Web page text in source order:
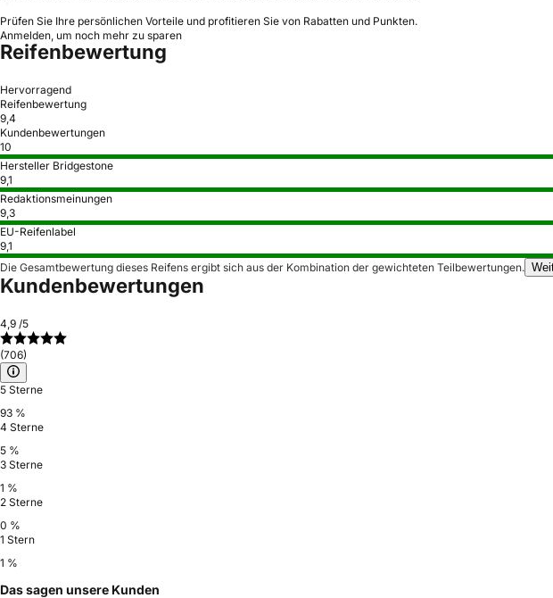
Prüfen Sie Ihre persönlichen Vorteile und profitieren Sie von Rabatten und Punkten.
Anmelden, um noch mehr zu sparen
Reifenbewertung
Hervorragend
Reifenbewertung
9,4
Kundenbewertungen
10
Hersteller Bridgestone
9,1
Redaktionsmeinungen
9,3
EU-Reifenlabel
9,1
Die Gesamtbewertung dieses Reifens ergibt sich aus der Kombination der gewichteten Teilbewertungen.
Kundenbewertungen
4,9 /5
(706)
5 Sterne
93 %
4 Sterne
5 %
3 Sterne
1 %
2 Sterne
0 %
1 Stern
1 %
Das sagen unsere Kunden